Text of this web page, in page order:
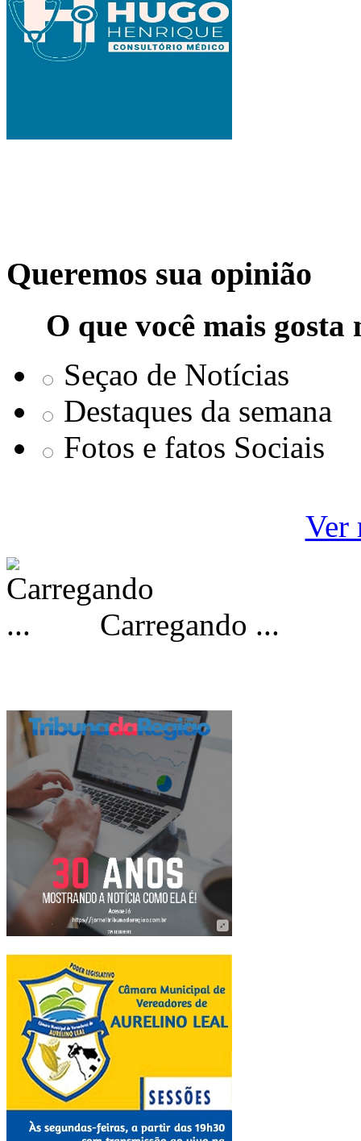
Queremos sua opinião
O que você mais
Seçao de Notícias
Destaques da semana
Fotos e fatos Sociais
Ver
Carregando ...